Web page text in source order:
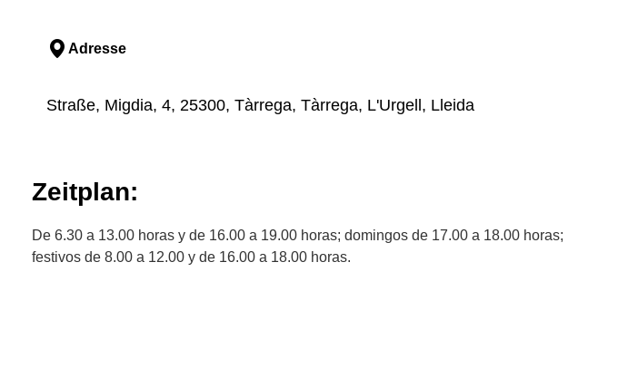
Adresse
Straße, Migdia, 4, 25300, Tàrrega, Tàrrega, L'Urgell, Lleida
Zeitplan:
De 6.30 a 13.00 horas y de 16.00 a 19.00 horas; domingos de 17.00 a 18.00 horas;
festivos de 8.00 a 12.00 y de 16.00 a 18.00 horas.